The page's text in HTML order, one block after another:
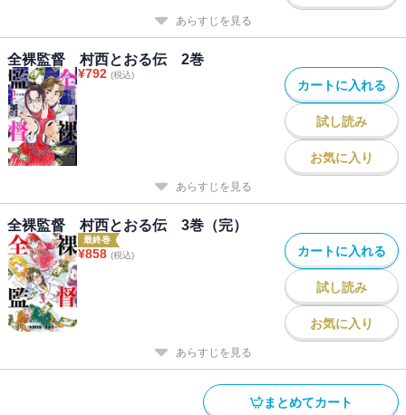
あらすじを見る
全裸監督 村西とおる伝 2巻
¥792 (税込)
カートに入れる
試し読み
お気に入り
あらすじを見る
全裸監督 村西とおる伝 3巻（完）
最終巻
¥858 (税込) カートに入れる
試し読み
お気に入り
あらすじを見る
まとめてカート